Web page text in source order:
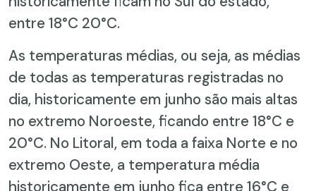
entre 18°C 20°C.
As temperaturas médias, ou seja, as médias
de todas as temperaturas registradas no
dia, historicamente em junho são mais altas
no extremo Noroeste, ficando entre 18°C e
20°C. No Litoral, em toda a faixa Norte e no
extremo Oeste, a temperatura média
historicamente em junho fica entre 16°C e